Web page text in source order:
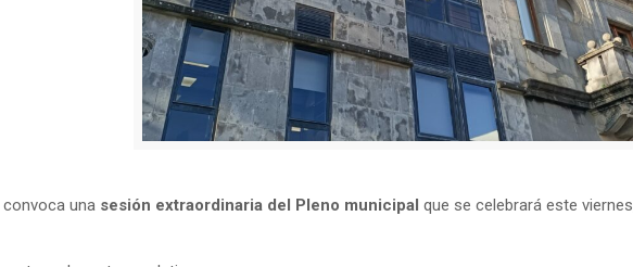
convoca una sesión extraordinaria del Pleno municipal que se celebrará este viernes